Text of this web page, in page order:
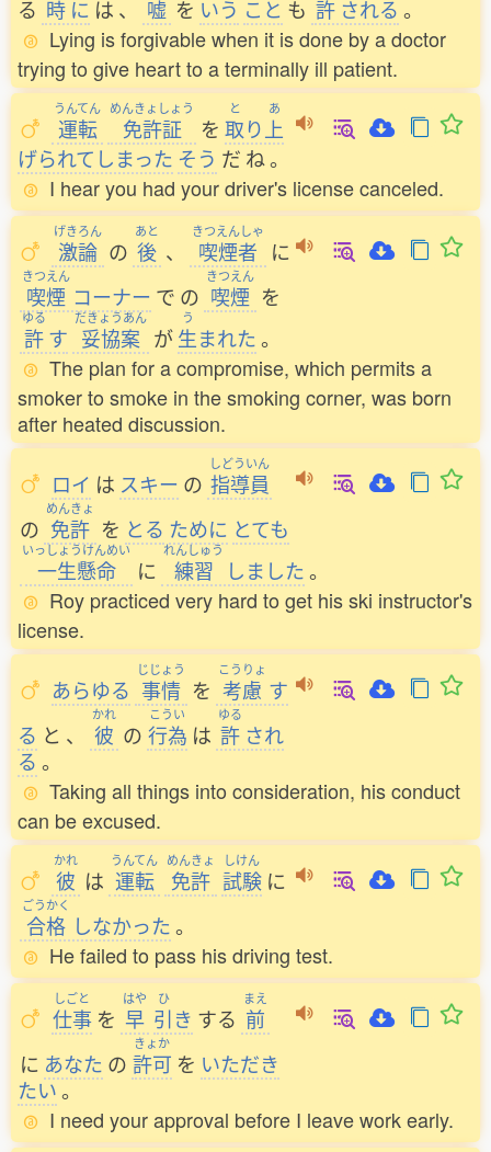
る 時 に は 、 嘘 を いう こと も 許 される 。
Lying is forgivable when it is done by a doctor
trying to give heart to a terminally ill patient.
うんてん
運転
めんきょしょう
免許証 を
と
取り
あ
上
げられてしまった そう だ ね。
I hear you had your driver's license canceled.
げきろん
激論 の
あと
後 、
きつえんしゃ
喫煙者 に
きつえん
喫煙 コーナー で の
きつえん
喫煙 を
ゆる
許す
だきょうあん
妥協案 が
う
生まれた。
The plan for a compromise, which permits a
smoker to smoke in the smoking corner, was born
after heated discussion.
ロイ は スキー の
しどういん
指導員
の
めんきょ
免許 を とる ために とても
いっしょうけんめい
一生懸命 に
れんしゅう
練習 しました。
Roy practiced very hard to get his ski instructor's
license.
あらゆる
じじょう
事情 を
こうりょ
考慮 す
る と 、
かれ
彼 の
こうい
行為 は
ゆる
許 され
る 。
Taking all things into consideration, his conduct
can be excused.
かれ
彼 は
うんてん
運転
めんきょ
免許
しけん
試験 に
ごうかく
合格 しなかった。
He failed to pass his driving test.
しごと
仕事 を
はや
早
ひ
引き する
まえ
前
に あなた の
きょか
許可 を いただき
たい。
I need your approval before I leave work early.